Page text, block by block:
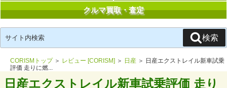
クルマ買取・査定
索:
検索
CORISMトップ＞ レビュー [CORISM] ＞ 日産 ＞ 日産エクストレイル新車試乗
評価 走りに燃...
日産エクストレイル新車試乗評価 走り